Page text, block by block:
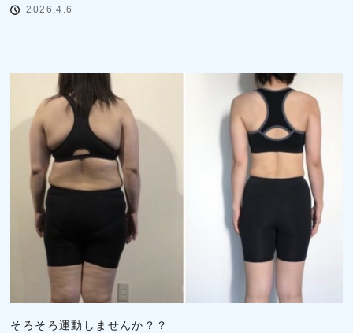
2026.4.6
そろそろ運動しませんか？？